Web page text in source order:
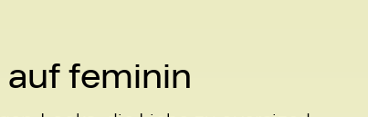
feminin